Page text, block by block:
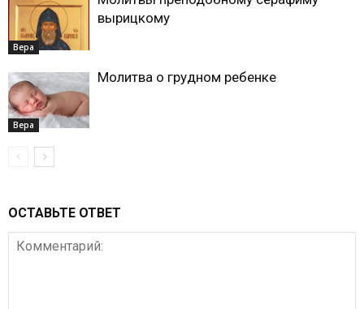
Вера
вырицкому
Вера
Молитва о грудном ребенке
ОСТАВЬТЕ ОТВЕТ